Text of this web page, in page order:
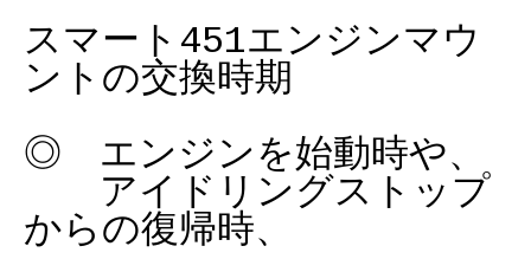
スマート451エンジンマウ
ントの交換時期
◎ エンジンを始動時や、
アイドリングストップ
からの復帰時、